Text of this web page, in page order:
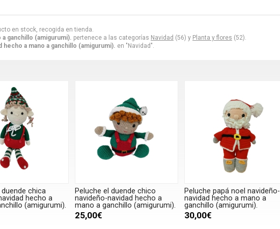
en stock, recogida en tienda.
ganchillo (amigurumi). pertenece a las categorías Navidad (56) y Planta y flores (52).
hecho a mano a ganchillo (amigurumi). en "Navidad".
duende chica
hecho a
(amigurumi).
Peluche el duende chico
navideño-navidad hecho a
mano a ganchillo (amigurumi).
25,00€
Peluche papá noel navideño-
navidad hecho a mano a
ganchillo (amigurumi).
30,00€